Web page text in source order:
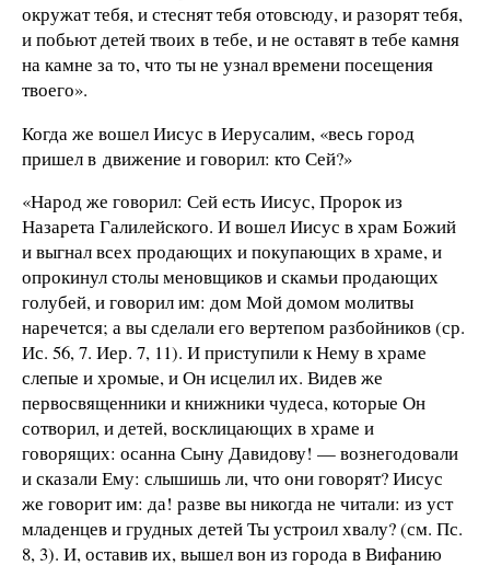
окружат тебя, и стеснят тебя отовсюду, и разорят тебя,
и побьют детей твоих в тебе, и не оставят в тебе камня
на камне за то, что ты не узнал времени посещения
твоего».
Когда же вошел Иисус в Иерусалим, «весь город
пришел в движение и говорил: кто Сей?»
«Народ же говорил: Сей есть Иисус, Пророк из
Назарета Галилейского. И вошел Иисус в храм Божий
и выгнал всех продающих и покупающих в храме, и
опрокинул столы меновщиков и скамьи продающих
голубей, и говорил им: дом Мой домом молитвы
наречется; а вы сделали его вертепом разбойников (ср.
Ис. 56, 7. Иер. 7, 11). И приступили к Нему в храме
слепые и хромые, и Он исцелил их. Видев же
первосвященники и книжники чудеса, которые Он
сотворил, и детей, восклицающих в храме и
говорящих: осанна Сыну Давидову! — вознегодовали
и сказали Ему: слышишь ли, что они говорят? Иисус
же говорит им: да! разве вы никогда не читали: из уст
младенцев и грудных детей Ты устроил хвалу? (см. Пс.
8, 3). И, оставив их, вышел вон из города в Вифанию